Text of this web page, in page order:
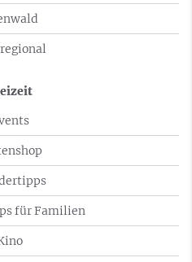
für Familien